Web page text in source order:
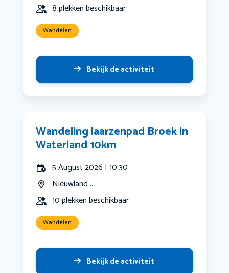
8 plekken beschikbaar
Wandelen
Bekijk de activiteit
Wandeling laarzenpad Broek in
Waterland 10km
5 August 2026 | 10:30
Nieuwland ...
10 plekken beschikbaar
Wandelen
Bekijk de activiteit